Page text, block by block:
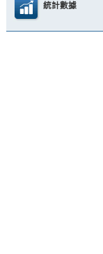
統計數據